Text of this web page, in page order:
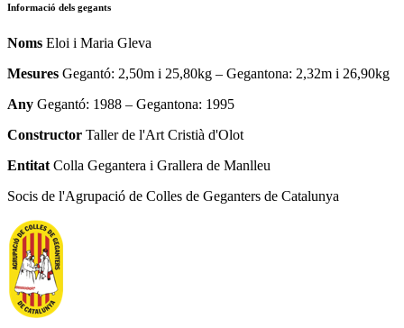
Informació dels gegants
Noms Eloi i Maria Gleva
Mesures Gegantó: 2,50m i 25,80kg – Gegantona: 2,32m i 26,90kg
Any Gegantó: 1988 – Gegantona: 1995
Constructor Taller de l'Art Cristià d'Olot
Entitat Colla Gegantera i Grallera de Manlleu
Socis de l'Agrupació de Colles de Geganters de Catalunya